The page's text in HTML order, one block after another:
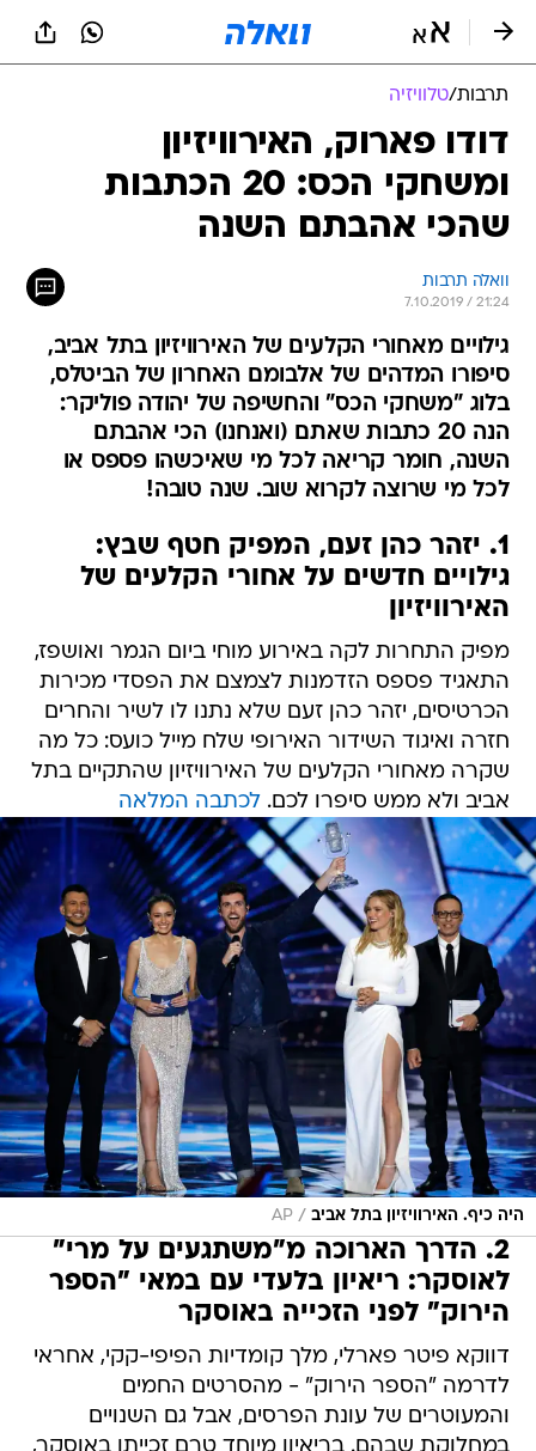
תרבות/טלוויזיה
דודו פארוק, האירוויזיון
ומשחקי הכס: 20 הכתבות
שהכי אהבתם השנה
וואלה תרבות
7.10.2019 / 21:24
גילויים מאחורי הקלעים של האירוויזיון בתל אביב,
סיפורו המדהים של אלבומם האחרון של הביטלס,
בלוג "משחקי הכס" והחשיפה של יהודה פוליקר:
הנה 20 כתבות שאתם (ואנחנו) הכי אהבתם
השנה, חומר קריאה לכל מי שאיכשהו פספס או
לכל מי שרוצה לקרוא שוב. שנה טובה!
1. יזהר כהן זעם, המפיק חטף שבץ:
גילויים חדשים על אחורי הקלעים של
האירוויזיון
מפיק התחרות לקה באירוע מוחי ביום הגמר ואושפז,
התאגיד פספס הזדמנות לצמצם את הפסדי מכירות
הכרטיסים, יזהר כהן זעם שלא נתנו לו לשיר והחרים
חזרה ואיגוד השידור האירופי שלח מייל כועס: כל מה
שקרה מאחורי הקלעים של האירוויזיון שהתקיים בתל
אביב ולא ממש סיפרו לכם.לכתבה המלאה
היה כיף. האירוויזיון בתל אביב /
AP
2. הדרך הארוכה מ"משתגעים על מרי"
לאוסקר: ריאיון בלעדי עם במאי "הספר
הירוק" לפני הזכייה באוסקר
דווקא פיטר פארלי, מלך קומדיות הפיפי-קקי, אחראי
לדרמה "הספר הירוק" - מהסרטים החמים
והמעוטרים של עונת הפרסים, אבל גם השנויים